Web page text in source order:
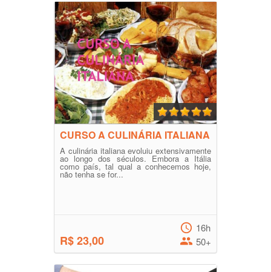
CURSO A CULINÁRIA ITALIANA
A culinária italiana evoluiu extensivamente
ao longo dos séculos. Embora a Itália
como país, tal qual a conhecemos hoje,
não tenha se for...
R$ 23,00
16h
50+